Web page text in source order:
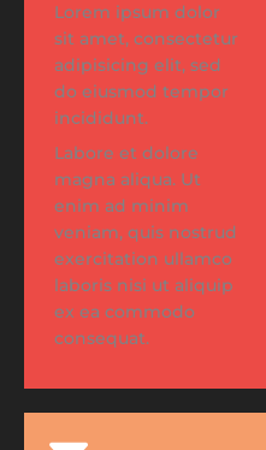
Lorem ipsum dolor
sit amet, consectetur
adipisicing elit, sed
do eiusmod tempor
incididunt.
Labore et dolore
magna aliqua. Ut
enim ad minim
veniam, quis nostrud
exercitation ullamco
laboris nisi ut aliquip
ex ea commodo
consequat.